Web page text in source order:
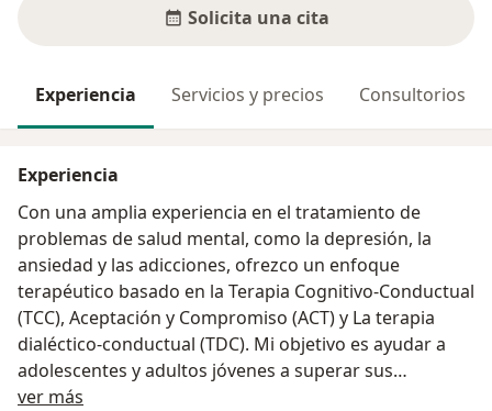
Solicita una cita
Experiencia Servicios y precios Consultorios
Experiencia
Con una amplia experiencia en el tratamiento de
problemas de salud mental, como la depresión, la
ansiedad y las adicciones, ofrezco un enfoque
terapéutico basado en la Terapia Cognitivo-Conductual
(TCC), Aceptación y Compromiso (ACT) y La terapia
dialéctico-conductual (TDC). Mi objetivo es ayudar a
adolescentes y adultos jóvenes a superar sus
dificultades emocionales y de conducta, ofreciéndoles
ver más